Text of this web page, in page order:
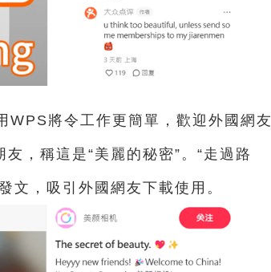
WPS將令工作更簡單，歡迎外國網友
，稱這是“美麗的秘密”。“走過路
文，吸引外國網友下載使用。